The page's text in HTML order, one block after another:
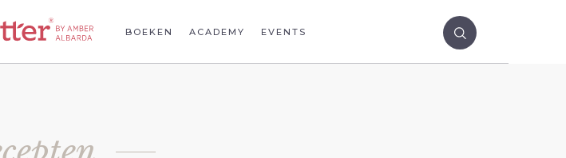
BOEKEN ACADEMY EVENTS